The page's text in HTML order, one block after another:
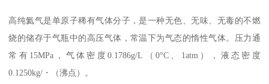
高纯氦气是单原子稀有气体分子，是一种无色、无味、无毒的不燃
烧的储存于气瓶中的高压气体，常温下为气态的惰性气体。压力通
常有15MPa，气体密度0.1786g/L（0°C、1atm），液态密度
0.1250kg/・（沸点）。